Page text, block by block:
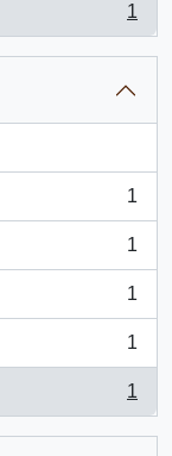
1
1
1
1
1
1